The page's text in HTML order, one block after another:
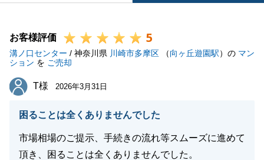
お客様評価 5
溝ノ口センター / 神奈川県 川崎市多摩区 （向ヶ丘遊園駅）の マン
ション を ご売却
T様
T様 2026年3月31日
困ることは全くありませんでした
市場相場のご提示、手続きの流れ等スムーズに進めて
頂き、困ることは全くありませんでした。